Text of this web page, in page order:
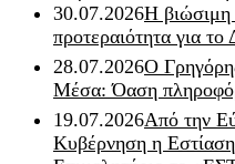
30.07.2026Η βιώσιμη
προτεραιότητα για
28.07.2026Ο
Μέσα: Όαση
19.07.2026Από την
Κυβέρνηση η